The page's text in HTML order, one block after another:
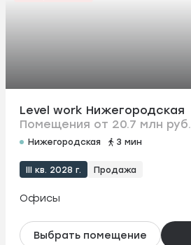
Level work Нижегородская
Помещения от 20.7 млн руб.
Нижегородская 3 мин
III кв. 2028 г. Продажа
Офисы
Выбрать помещение